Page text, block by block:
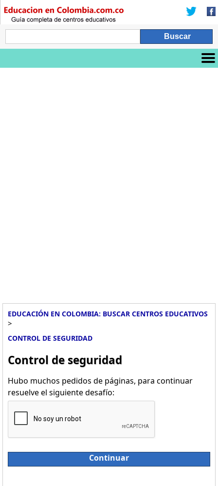
EDUCACIÓN EN COLOMBIA: BUSCAR CENTROS EDUCATIVOS
>
CONTROL DE SEGURIDAD
Control de seguridad
Hubo muchos pedidos de páginas, para continuar
resuelve el siguiente desafío:
Continuar